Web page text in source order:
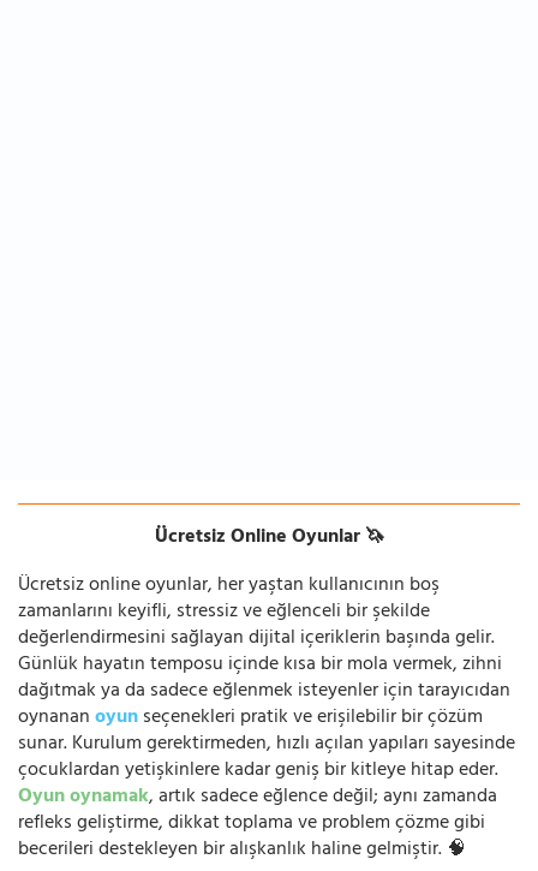
Ücretsiz Online Oyunlar 🦄
Ücretsiz online oyunlar, her yaştan kullanıcının boş
zamanlarını keyifli, stressiz ve eğlenceli bir şekilde
değerlendirmesini sağlayan dijital içeriklerin başında gelir.
Günlük hayatın temposu içinde kısa bir mola vermek, zihni
dağıtmak ya da sadece eğlenmek isteyenler için tarayıcıdan
oynananoyunseçenekleri pratik ve erişilebilir bir çözüm
sunar. Kurulum gerektirmeden, hızlı açılan yapıları sayesinde
çocuklardan yetişkinlere kadar geniş bir kitleye hitap eder.
Oyun oynamak, artık sadece eğlence değil; aynı zamanda
refleks geliştirme, dikkat toplama ve problem çözme gibi
becerileri destekleyen bir alışkanlık haline gelmiştir. 🧠